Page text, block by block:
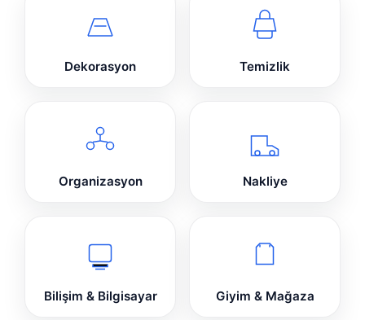
Dekorasyon Temizlik
Organizasyon Nakliye
Bilişim & Bilgisayar Giyim & Mağaza